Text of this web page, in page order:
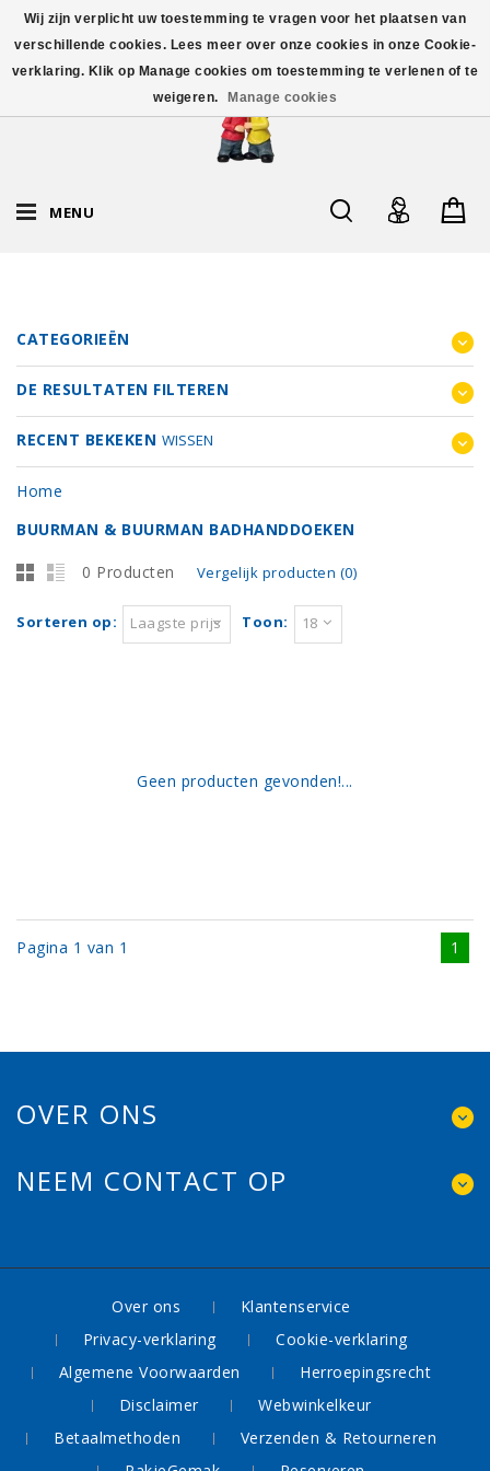
MENU
CATEGORIEËN
DE RESULTATEN FILTEREN
RECENT BEKEKEN WISSEN
Home
BUURMAN & BUURMAN BADHANDDOEKEN
0 Producten Vergelijk producten (0)
Sorteren op: Laagste prijs Toon: 18
Geen producten gevonden!...
Pagina 1 van 1 1
OVER ONS
NEEM CONTACT OP
Over ons
Klantenservice
Privacy-verklaring
Cookie-verklaring
Algemene Voorwaarden
Herroepingsrecht
Disclaimer
Webwinkelkeur
Betaalmethoden
Verzenden & Retourneren
Wij zijn verplicht uw toestemming te vragen voor het plaatsen van
verschillende cookies. Lees meer over onze cookies in onze Cookie-
verklaring. Klik op Manage cookies om toestemming te verlenen of te
weigeren.
Manage cookies